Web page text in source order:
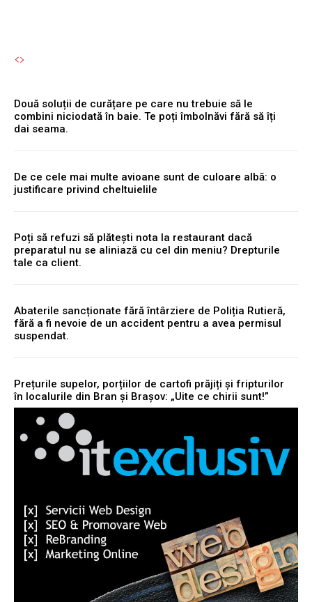
Două soluții de curățare pe care nu trebuie să le
combini niciodată în baie. Te poți îmbolnăvi fără să îți
dai seama.
De ce cele mai multe avioane sunt de culoare albă: o
justificare privind cheltuielile
Poți să refuzi să plătești nota la restaurant dacă
preparatul nu se aliniază cu cel din meniu? Drepturile
tale ca client.
Abaterile sancționate fără întârziere de Poliția Rutieră,
fără a fi nevoie de un accident pentru a avea permisul
suspendat.
Prețurile supelor, porțiilor de cartofi prăjiți și fripturilor
în localurile din Bran și Brașov: „Uite ce chirii sunt!”